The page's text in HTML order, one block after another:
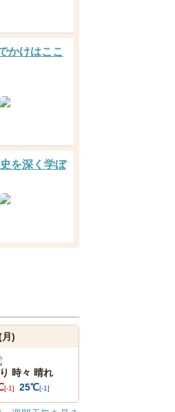
かけはここ
を深く学ぼ
)
時々 晴れ
[-1] 25℃[-1]